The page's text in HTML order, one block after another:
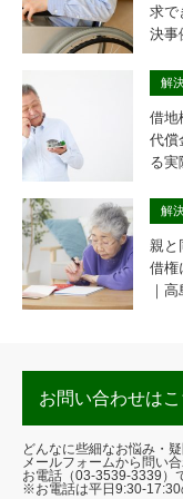
求で
決事
解
借地
代償
る
解
親と
借権
｜
お問い合わせは
どんなに些細なお悩み・
メールフォームから問い
お電話（03-3539-3339 ）
※お電話は平日9:30-17:30